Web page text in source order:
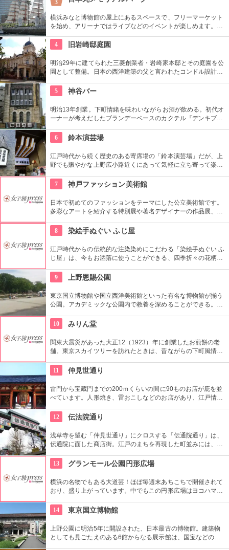
3
横浜みなと博物館の屋上にあるスペースで、フリーマーケット
を始め、アリーナではライブなどのイベントが楽しめます。も
ともとは船の修繕用に建設されたドックで今では国の重要文化
財に指定されています。
4 旧岩崎邸庭園
明治29年に建てられた三菱創業者・岩崎家本邸とその庭園を公
園として整備。日本の西洋建築の父と言われたコンドル設計の
文化財にもなっている。
5 神谷バー
明治13年創業。下町情緒を味わいながらお酒が飲める。初代オ
ーナーが考えだしたブランデーベースのカクテル『デンキブラ
がいい。浅草を観光した際には是非立ち寄りたい。
6 鈴本演芸場
江戸時代から続く歴史のある寄席場の「鈴本演芸場」だが、上
野でも賑やかな上野広小路近くにあって気軽に立ち寄って楽し
ず入ってみてはいかがでしょう。
7 神戸ファッション美術館
日本で初めてのファッションをテーマにした公立美術館です。
多彩なアートを紹介する特別展や著名デザイナーの作品展、ラ
な方、ファッション業界の方、ファッションを学ぶ方、必見で
す。
8 染絵手ぬぐい ふじ屋
江戸時代からの伝統的な注染染めにこだわる「染絵手ぬぐい ふ
じ屋」は、今もお洒落に使うことができる、四季折々の花柄や
地の小物も各種扱っています。
9 上野恩賜公園
東京国立博物館や国立西洋美術館といった有名な博物館が揃う
公園。アカデミックな公園内で教養を深めることができる。ま
10
みりん堂
関東大震災があった大正12（1923）年に創業したお煎餅の老
舗。東京スカイツリーを訪れたときは、昔ながらの下町風情と
ではぬれ煎餅にアイスクリームをはさんだ「ぬれソフト」も人
気。
11 仲見世通り
雷門から宝蔵門までの200ｍくらいの間に90ものお店が庇を並
べています。人形焼き、雷おこしなどのお店があり、江戸情緒
12
伝法院通り
浅草寺を望む「仲見世通り」にクロスする「伝通院通り」は、
伝通院に面した商店街。江戸のまちを再現した町並みには、屋
あります。多彩なお店が並んでいて、買い物や食事も楽しめま
す。
13 グランモール公園円形広場
横浜の名物でもある大道芸！ほぼ毎週末あちこちで開催されて
おり、盛り上がっています。中でもこの円形広場はヨコハマ大
労される、驚きの芸に子供も大人も釘付けです！
14 東京国立博物館
上野公園に明治5年に開設された、日本最古の博物館。建築物
としても見ごたえのある6館からなる展示館は、国宝などの歴